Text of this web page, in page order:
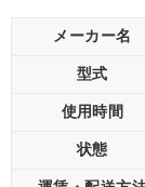
メーカー名
型式
使用時間
状態